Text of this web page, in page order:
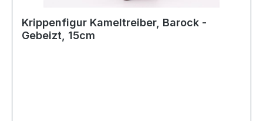
Krippenfigur Kameltreiber, Barock -
Gebeizt, 15cm